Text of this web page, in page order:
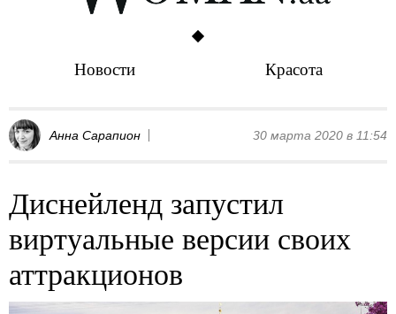
Новости Красота
Анна Сарапион 30 марта 2020 в 11:54
Диснейленд запустил
виртуальные версии своих
аттракционов